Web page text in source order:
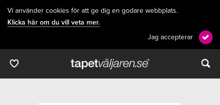
Vi använder cookies för att ge dig en godare webbplats.
Klicka här om du vill veta mer.
Jag accepterar